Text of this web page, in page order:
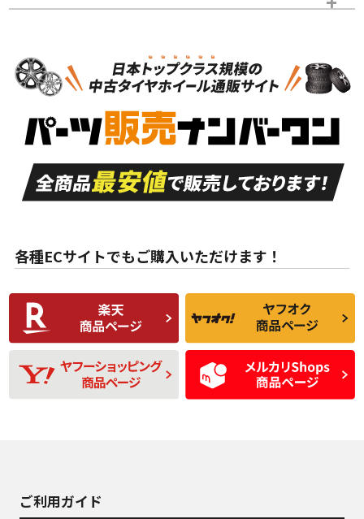
S
品）
S
新車外し品（新古
付き
A
走行距離も少なく、
目立つ傷もほとんど
ない中古品
A
走行距離も少なく、
非常に状態の良い中
古品
な中古品
んどない中古品
C
使用感や傷があり、
比較的きれいな中古
品
C
偏磨耗・劣化は感じ
られるが、使用に問
題のない中古品
D
使用感や目立つ傷が
あり、一般的な中古
品
D
残り溝も少なく、偏
磨耗がみられ、短期
間使用できるくらい
の中古品
タイヤホイールセット
各種ECサイトでもご購入いただけます！
ご利用ガイド